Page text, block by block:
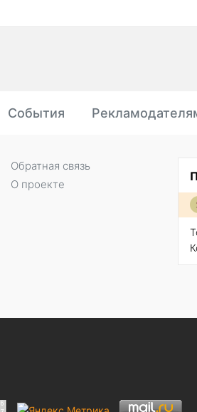
События
Обратная связь
О проекте